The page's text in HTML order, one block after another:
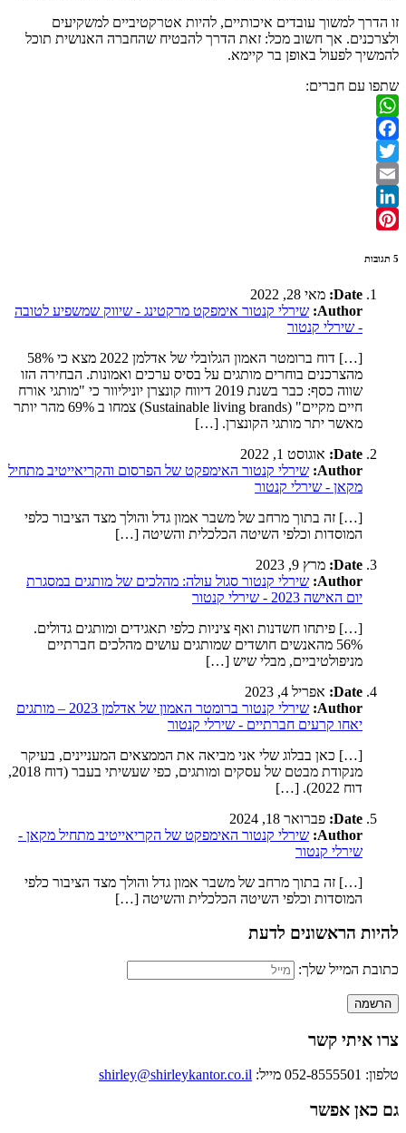
זו הדרך למשוך עובדים איכותיים, להיות אטרקטיביים למשקיעים
ולצרכנים. אך חשוב מכל: זאת הדרך להבטיח שהחברה האנושית תוכל
להמשיך לפעול באופן בר קיימא.
שתפו עם חברים:
WhatsApp
Facebook
Twitter
Email
LinkedIn
5 תגובות
Date: מאי 28, 2022
Author: שירלי קנטור אימפקט מרקטינג - שיווק שמשפיע לטובה
- שירלי קנטור
[…] דוח ברומטר האמון הגלובלי של אדלמן 2022 מצא כי 58%
מהצרכנים בוחרים מותגים על בסיס ערכים ואמונות. הבחירה הזו
שווה כסף: כבר בשנת 2019 דיווח קונצרן יוניליוור כי "מותגי אורח
חיים מקיים" (Sustainable living brands) צמחו ב 69% מהר יותר
מאשר יתר מותגי הקונצרן. […]
Date: אוגוסט 1, 2022
Author: שירלי קנטור האימפקט של הפרסום והקריאייטיב מתחיל
מקאן - שירלי קנטור
[…] זה בתוך מרחב של משבר אמון גדל והולך מצד הציבור כלפי
המוסדות וכלפי השיטה הכלכלית והשיטה […]
Date: מרץ 9, 2023
Author: שירלי קנטור סגול עולה: מהלכים של מותגים במסגרת
יום האישה 2023 - שירלי קנטור
[…] פיתחו חשדנות ואף ציניות כלפי תאגידים ומותגים גדולים.
56% מהאנשים חושדים שמותגים עושים מהלכים חברתיים
מניפולטיביים, מבלי שיש […]
Date: אפריל 4, 2023
Author:
שירלי קנטור ברומטר האמון של אדלמן 2023 – מותגים
יאחו קרעים חברתיים - שירלי קנטור
[…] כאן בבלוג שלי אני מביאה את הממצאים המעניינים, בעיקר
מנקודת מבטם של עסקים ומותגים, כפי שעשיתי בעבר (דוח 2018,
דוח 2022). […]
Date: פברואר 18, 2024
Author: שירלי קנטור האימפקט של הקריאייטיב מתחיל מקאן -
שירלי קנטור
[…] זה בתוך מרחב של משבר אמון גדל והולך מצד הציבור כלפי
המוסדות וכלפי השיטה הכלכלית והשיטה […]
להיות הראשונים לדעת
כתובת המייל שלך:
צרו איתי קשר
טלפון: 052-8555501 מייל: shirley@shirleykantor.co.il
גם כאן אפשר